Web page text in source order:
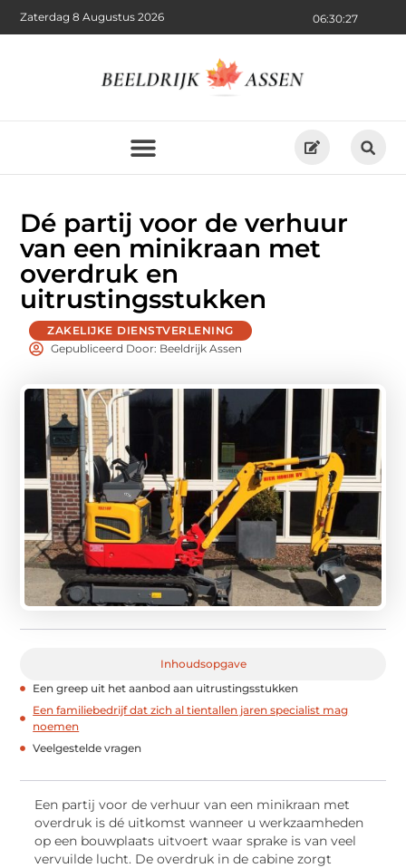
06:30:29
Zaterdag 8 Augustus 2026
Dé partij voor de verhuur
van een minikraan met
overdruk en
uitrustingsstukken
ZAKELIJKE DIENSTVERLENING
Gepubliceerd Door: Beeldrijk Assen
Inhoudsopgave
Een greep uit het aanbod aan uitrustingsstukken
Een familiebedrijf dat zich al tientallen jaren specialist mag
noemen
Veelgestelde vragen
Een partij voor de verhuur van een minikraan met
overdruk is dé uitkomst wanneer u werkzaamheden
op een bouwplaats uitvoert waar sprake is van veel
vervuilde lucht. De overdruk in de cabine zorgt